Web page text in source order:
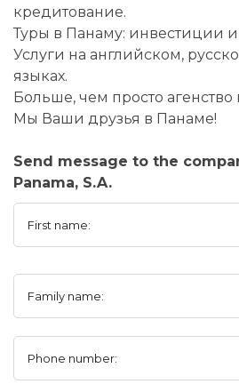
кредитование.
Туры в Панаму: инвестиции и
Услуги на английском,
языках.
Больше, чем просто
Мы Ваши друзья в Панаме!
Send message to the
Panama, S.A.
First name:
Family name:
Phone number: